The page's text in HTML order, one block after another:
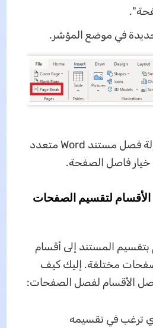
في موضع المؤشر.
وهكذا، يمكنك بسهولة فصل مستند Word متعدد
فاصل الصفحة.
لتقسيم الصفحات
المستند إلى أقسام
مختلفة. إليك كيف
الأقسام لفصل الصفحات:
ترغب في تقسيمه